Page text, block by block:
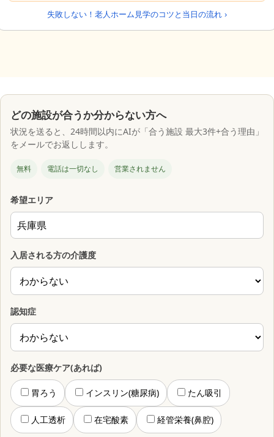
失敗しない！老人ホーム見学のコツと当日の流れ ›
どの施設が合うか分からない方へ
状況を送ると、24時間以内にAIが「合う施設 最大3件+合う理由」
をメールでお返しします。
無料 電話は一切なし 営業されません
希望エリア
入居される方の介護度
認知症
必要な医療ケア(あれば)
胃ろう インスリン(糖尿病) たん吸引
人工透析 在宅酸素 経管栄養(鼻腔)